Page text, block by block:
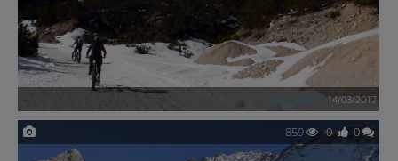
nonnocarb 14/03/2017
859 0 0